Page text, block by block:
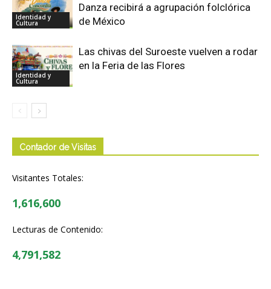
Identidad y
Cultura
Danza recibirá a agrupación folclórica
de México
Identidad y
Cultura
Las chivas del Suroeste vuelven a rodar
en la Feria de las Flores
Contador de Visitas
Visitantes Totales:
1,616,600
Lecturas de Contenido:
4,791,582